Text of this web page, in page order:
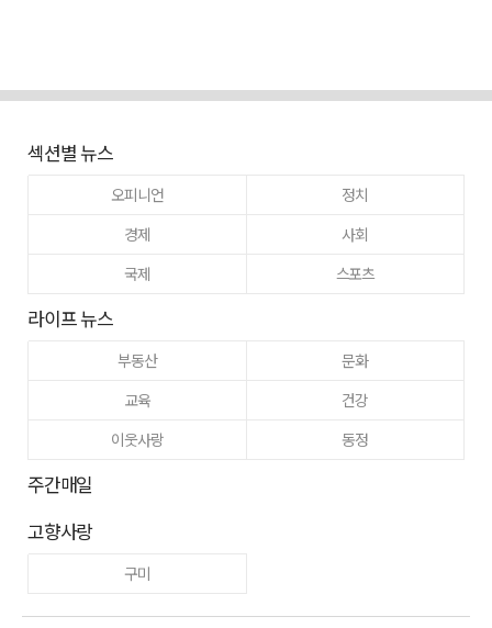
섹션별 뉴스
오피니언
정치
경제
사회
국제
스포츠
라이프 뉴스
부동산
문화
교육
건강
이웃사랑
동정
주간매일
고향사랑
구미